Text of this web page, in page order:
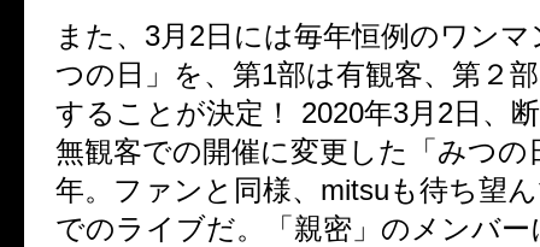
また、 3月 2日には毎年恒例のワン
つの日」を、第1部は有観客、第２
することが決定！
2020年3月 2日、
無観客での開催に変更した「みつの
年。ファンと同様、 mitsuも待ち望
でのライブだ。「親密」のメンバー